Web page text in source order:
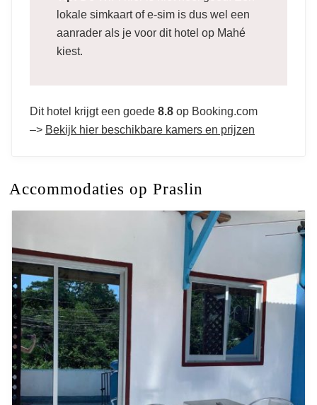
lokale simkaart of e-sim is dus wel een
aanrader als je voor dit hotel op Mahé
kiest.
Dit hotel krijgt een goede 8.8 op Booking.com
–> Bekijk hier beschikbare kamers en prijzen
Accommodaties op Praslin